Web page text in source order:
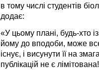
в тому числі студентів
додає:
«У цьому плані, будь-хто
йому до вподоби, може
існує, і висунути її на
публікацій не є